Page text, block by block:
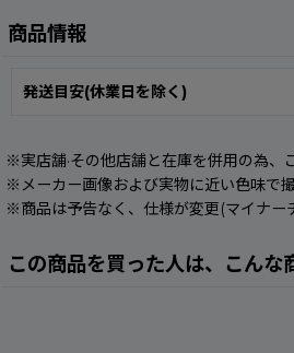
商品情報
発送目安(休業日を除く)
※実店舗·その他店舗と在庫を併用の為、
※メーカー画像および実物に近い色味で
※商品は予告なく、仕様が変更(マイナー
この商品を買った人は、こんな